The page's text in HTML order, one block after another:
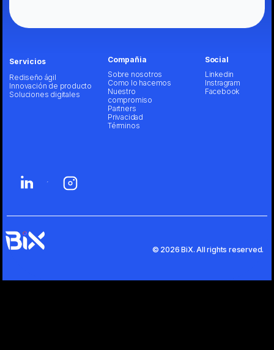
Servicios
Rediseño ágil
Innovación de producto
Soluciones digitales
Compañia
Sobre nosotros
Como lo hacemos
Nuestro
compromiso
Partners
Privacidad
Términos
Social
Linkedin
Instragram
Facebook
© 2026 BiX. All rights reserved.